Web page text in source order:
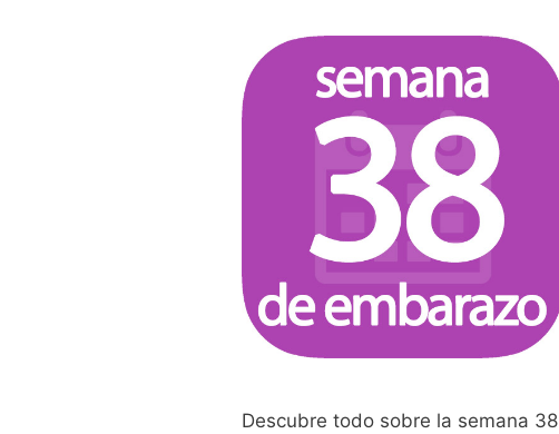
Descubre todo sobre la semana 38